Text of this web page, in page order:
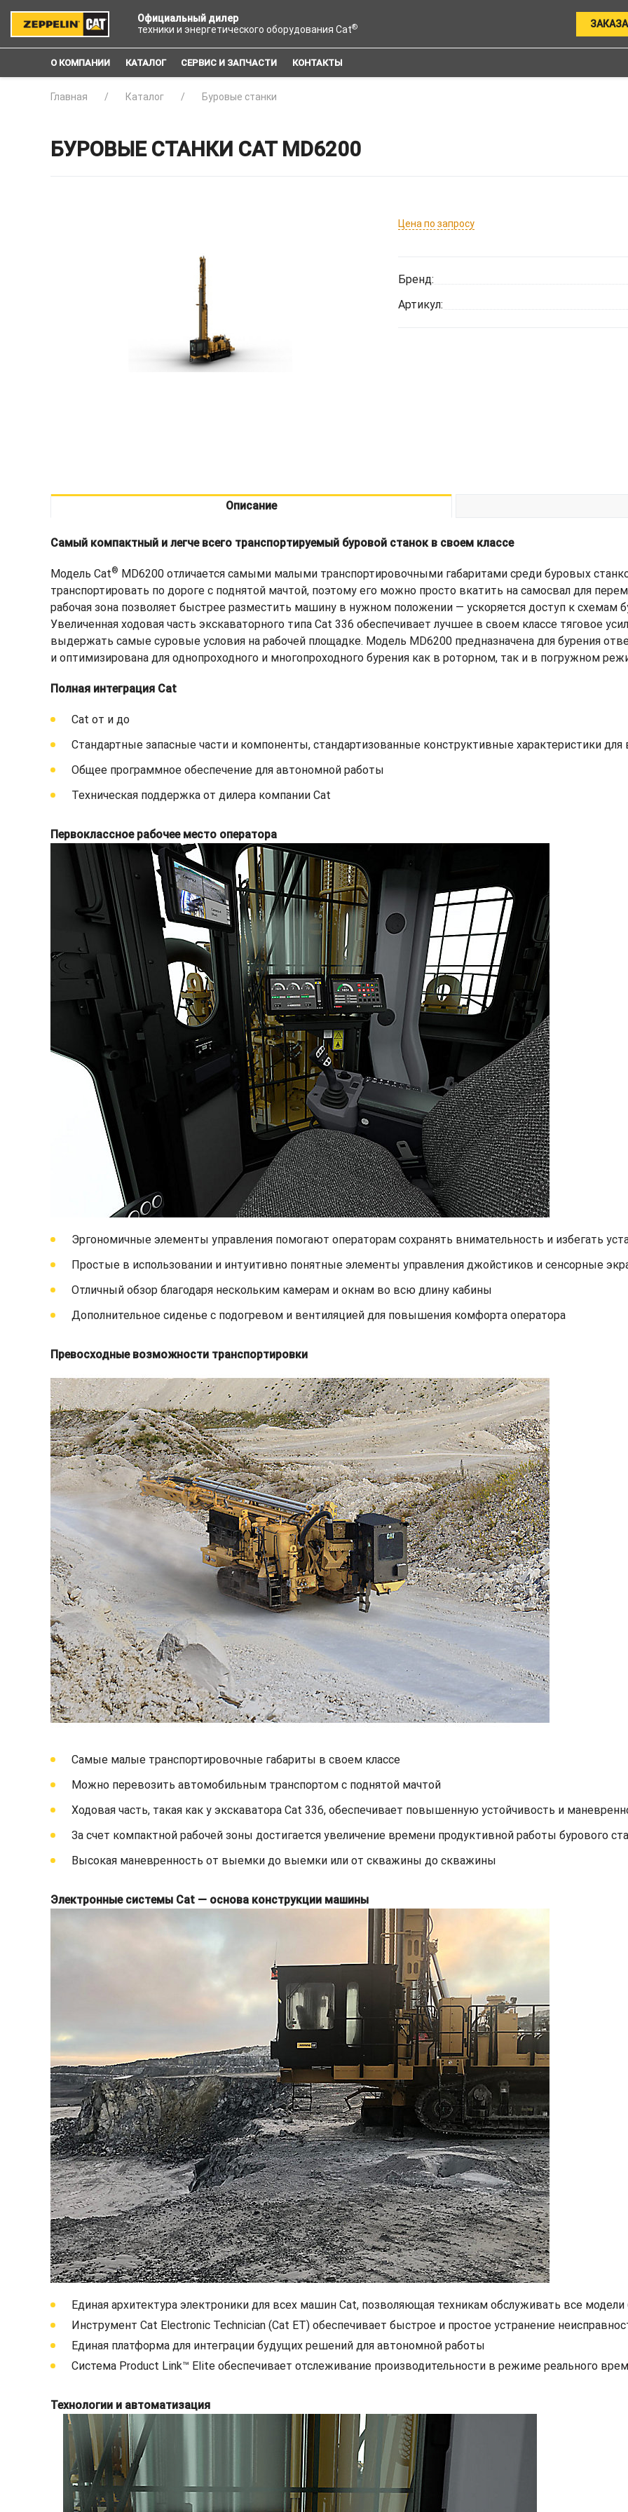
Официальный дилер
техники и энергетического оборудования Cat®
О КОМПАНИИ КАТАЛОГ СЕРВИС И ЗАПЧАСТИ КОНТАКТЫ
Главная Каталог Буровые станки
БУРОВЫЕ СТАНКИ CAT MD6200
Цена по запросу
Бренд:
Артикул:
Описание
Самый компактный и легче всего транспортируемый буровой станок в своем классе
Модель Cat® MD6200 отличается самыми малыми транспортировочными габаритами среди буровых
транспортировать по дороге с поднятой мачтой, поэтому его можно просто вкатить на самосвал для
рабочая зона позволяет быстрее разместить машину в нужном положении — ускоряется доступ к
Увеличенная ходовая часть экскаваторного типа Cat 336 обеспечивает лучшее в своем классе тяговое
выдержать самые суровые условия на рабочей площадке. Модель MD6200 предназначена для бурения
и оптимизирована для однопроходного и многопроходного бурения как в роторном, так и в погружном
Полная интеграция Cat
Cat от и до
Стандартные запасные части и компоненты, стандартизованные конструктивные характеристики для
Общее программное обеспечение для автономной работы
Техническая поддержка от дилера компании Cat
Первоклассное рабочее место оператора
Эргономичные элементы управления помогают операторам сохранять внимательность и избегать
Простые в использовании и интуитивно понятные элементы управления джойстиков и сенсорные
Отличный обзор благодаря нескольким камерам и окнам во всю длину кабины
Дополнительное сиденье с подогревом и вентиляцией для повышения комфорта оператора
Превосходные возможности транспортировки
Самые малые транспортировочные габариты в своем классе
Можно перевозить автомобильным транспортом с поднятой мачтой
Ходовая часть, такая как у экскаватора Cat 336, обеспечивает повышенную устойчивость и
За счет компактной рабочей зоны достигается увеличение времени продуктивной работы бурового
Высокая маневренность от выемки до выемки или от скважины до скважины
Электронные системы Cat — основа конструкции машины
Единая архитектура электроники для всех машин Cat, позволяющая техникам обслуживать все модели
Инструмент Cat Electronic Technician (Cat ET) обеспечивает быстрое и простое устранение
Единая платформа для интеграции будущих решений для автономной работы
Система Product Link™ Elite обеспечивает отслеживание производительности в режиме реального
Технологии и автоматизация